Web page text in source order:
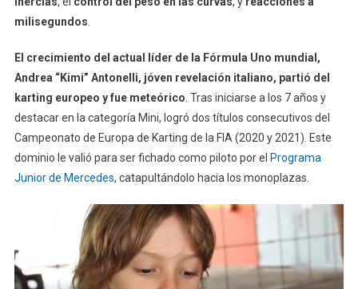
milisegundos.
El crecimiento del actual líder de la Fórmula Uno mundial,
Andrea “Kimi” Antonelli, jóven revelación italiano, partió del
karting europeo y fue meteórico. Tras iniciarse a los 7 años y
destacar en la categoría Mini, logró dos títulos consecutivos del
Campeonato de Europa de Karting de la FIA (2020 y 2021). Este
dominio le valió para ser fichado como piloto por el Programa
Junior de Mercedes, catapultándolo hacia los monoplazas.